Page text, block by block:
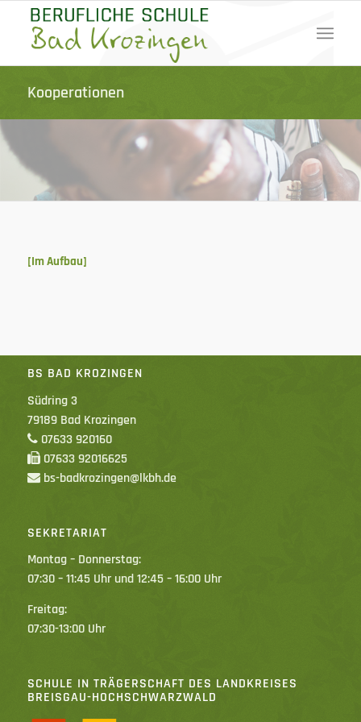
Kooperationen
[Im Aufbau]
BS BAD KROZINGEN
Südring 3
79189 Bad Krozingen
07633 920160
07633 92016625
bs-badkrozingen@lkbh.de
SEKRETARIAT
Montag – Donnerstag:
07:30 – 11:45 Uhr und 12:45 – 16:00 Uhr
Freitag:
07:30-13:00 Uhr
SCHULE IN TRÄGERSCHAFT DES LANDKREISES
BREISGAU-HOCHSCHWARZWALD